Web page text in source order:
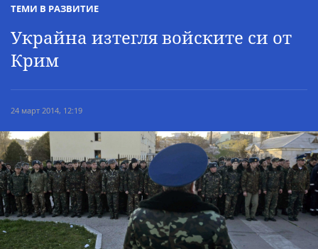
ТЕМИ В РАЗВИТИЕ
Украйна изтегля войските си от
Крим
24 март 2014, 12:19